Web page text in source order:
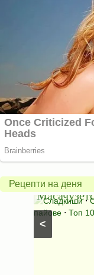
Рецепти на деня
<
ябълков
пай
от
Сладкиши⋅
пайове ⋅ Топ